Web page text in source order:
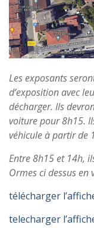
Les exposants
d’exposition avec
décharger. Ils
voiture pour 8h15.
véhicule à partir de
Entre 8h15 et 14h,
Ormes ci dessus en
télécharger
telecharger